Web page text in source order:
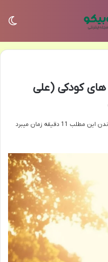
کودکی (علی
مطلب 11 دقیقه زمان میبرد